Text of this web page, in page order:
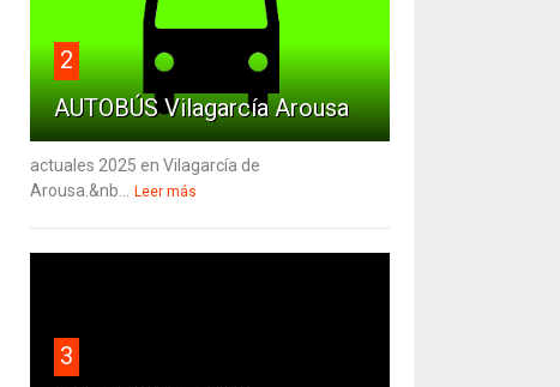
2
AUTOBÚS Vilagarcía Arousa
actuales 2025 en Vilagarcía de
Arousa.&nb...
Leer más
3